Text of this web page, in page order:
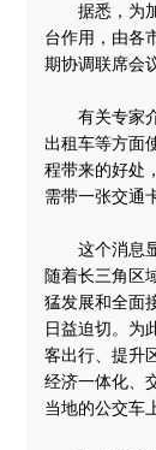
据悉，为加
台作用，由各
期协调联席会
有关专家介
出租车等方面
程带来的好处
需带一张交通
这个消息显
随着长三角区
猛发展和全面
日益迫切。为
客出行、提升
经济一体化、
当地的公交车